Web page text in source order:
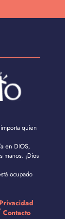
quien
en DIOS,
manos. ¡Dios
ocupado
Contacto